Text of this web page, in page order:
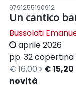
9791255190912
Un cantico
Bussolati
aprile 2026
pp. 32copertina
€ 16,00
€ 15,20
novità